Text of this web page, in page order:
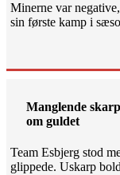
Minerne var
sin første kamp i
Manglende
om guldet
Team Esbjerg stod
glippede. Uskarp